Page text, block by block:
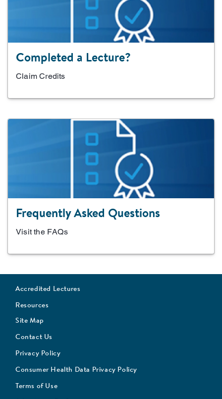
Completed a Lecture?
Claim Credits
Frequently Asked Questions
Visit the FAQs
Accredited Lectures
Resources
Site Map
Contact Us
Privacy Policy
Consumer Health Data Privacy Policy
Terms of Use